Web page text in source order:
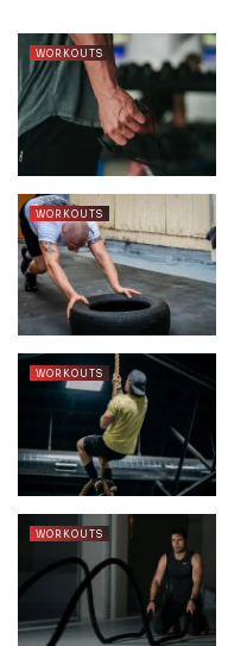
WORKOUTS
WORKOUTS
WORKOUTS
WORKOUTS